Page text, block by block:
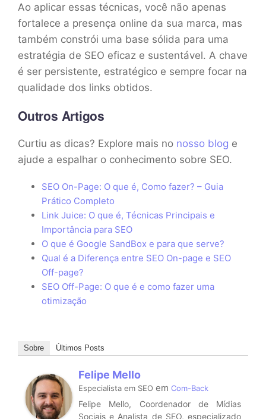
Ao aplicar essas técnicas, você não apenas
fortalece a presença online da sua marca, mas
também constrói uma base sólida para uma
estratégia de SEO eficaz e sustentável. A chave
é ser persistente, estratégico e sempre focar na
qualidade dos links obtidos.
Outros Artigos
Curtiu as dicas? Explore mais no nosso blog e
ajude a espalhar o conhecimento sobre SEO.
SEO On-Page: O que é, Como fazer? – Guia
Prático Completo
Link Juice: O que é, Técnicas Principais e
Importância para SEO
O que é Google SandBox e para que serve?
Qual é a Diferença entre SEO On-page e SEO
Off-page?
SEO Off-Page: O que é e como fazer uma
otimização
Sobre Últimos Posts
Felipe Mello
Especialista em SEO em Com-Back
Felipe Mello, Coordenador de Mídias
Sociais e Analista de SEO, especializado